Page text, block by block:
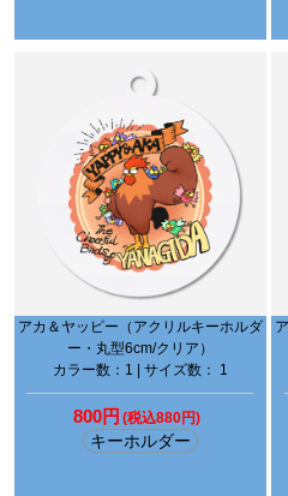
アカ＆ヤッピー（アクリルキーホルダ
ー・丸型6cm/クリア）
カラー数：1 | サイズ数： 1
800円 (税込880円)
キーホルダー